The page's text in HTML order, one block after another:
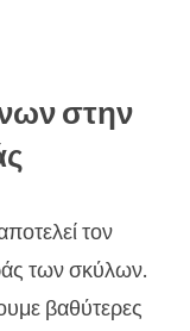
στην
τον
των σκύλων.
βαθύτερες